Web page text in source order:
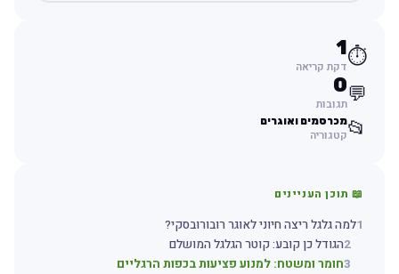
⏱️
1
דקת קריאה
💬
0
תגובות
📂מכרסמים ואוגרים
קטגוריה
📖 תוכן העניינים
למה גלגל ריצה חיוני לאוגר רובורובסקי?
2הגודל כן קובע: קוטר הגלגל המושלם
חומר ומשטח: למנוע פציעות בכפות הרגליים